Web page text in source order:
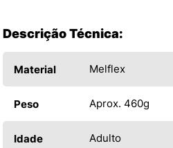
Descrição Técnica:
Material Melflex
Peso Aprox. 460g
Idade Adulto